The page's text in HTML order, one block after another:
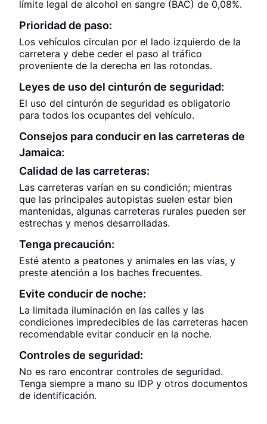
límite legal de alcohol en sangre (BAC) de 0,08%.
Prioridad de paso:
Los vehículos circulan por el lado izquierdo de la
carretera y debe ceder el paso al tráfico
proveniente de la derecha en las rotondas.
Leyes de uso del cinturón de seguridad:
El uso del cinturón de seguridad es obligatorio
para todos los ocupantes del vehículo.
Consejos para conducir en las carreteras de
Jamaica:
Calidad de las carreteras:
Las carreteras varían en su condición; mientras
que las principales autopistas suelen estar bien
mantenidas, algunas carreteras rurales pueden ser
estrechas y menos desarrolladas.
Tenga precaución:
Esté atento a peatones y animales en las vías, y
preste atención a los baches frecuentes.
Evite conducir de noche:
La limitada iluminación en las calles y las
condiciones impredecibles de las carreteras hacen
recomendable evitar conducir en la noche.
Controles de seguridad:
No es raro encontrar controles de seguridad.
Tenga siempre a mano su IDP y otros documentos
de identificación.